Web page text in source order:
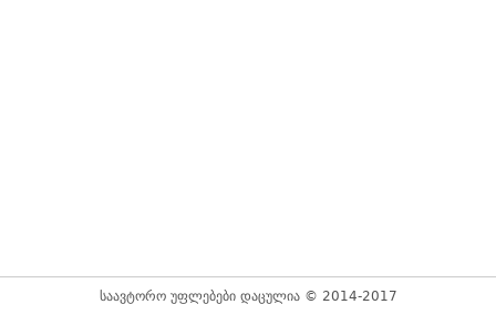
საავტორო უფლებები დაცულია © 2014-2017